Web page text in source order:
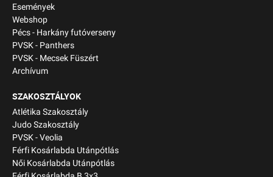
Események
Webshop
Pécs - Harkány futóverseny
PVSK - Panthers
PVSK - Mecsek Füszért
Archívum
SZAKOSZTÁLYOK
Atlétika Szakosztály
Judo Szakosztály
PVSK - Veolia
Férfi Kosárlabda Utánpótlás
Női Kosárlabda Utánpótlás